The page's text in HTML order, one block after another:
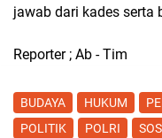
jawab dari kades serta
Reporter ; Ab - Tim
BUDAYA HUKUM
POLITIK
POLRI